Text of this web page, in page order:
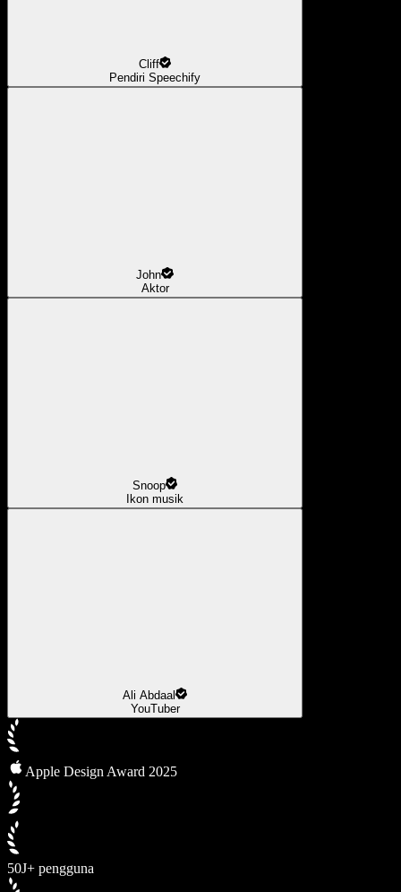
Cliff
Pendiri Speechify
John
Aktor
Snoop
Ikon musik
Ali Abdaal
YouTuber
Apple Design Award 2025
50J+ pengguna